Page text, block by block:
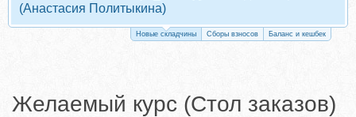
(Анастасия Политыкина)
Новые складчины Сборы взносов Баланс и кешбек
Желаемый курс (Стол заказов)